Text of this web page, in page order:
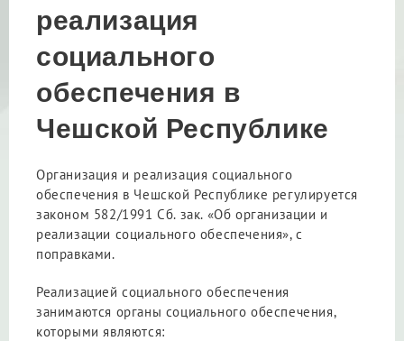
реализация
социального
обеспечения в
Чешской Республике
Организация и реализация социального
обеспечения в Чешской Республике регулируется
законом 582/1991 Сб. зак. «Об организации и
реализации социального обеспечения», с
поправками.
Реализацией социального обеспечения
занимаются органы социального обеспечения,
которыми являются: